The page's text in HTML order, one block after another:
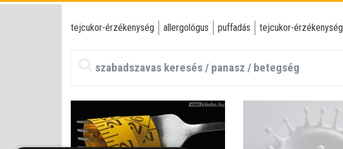
tejcukor-érzékenység allergológus puffadás tejcukor-érzékenység